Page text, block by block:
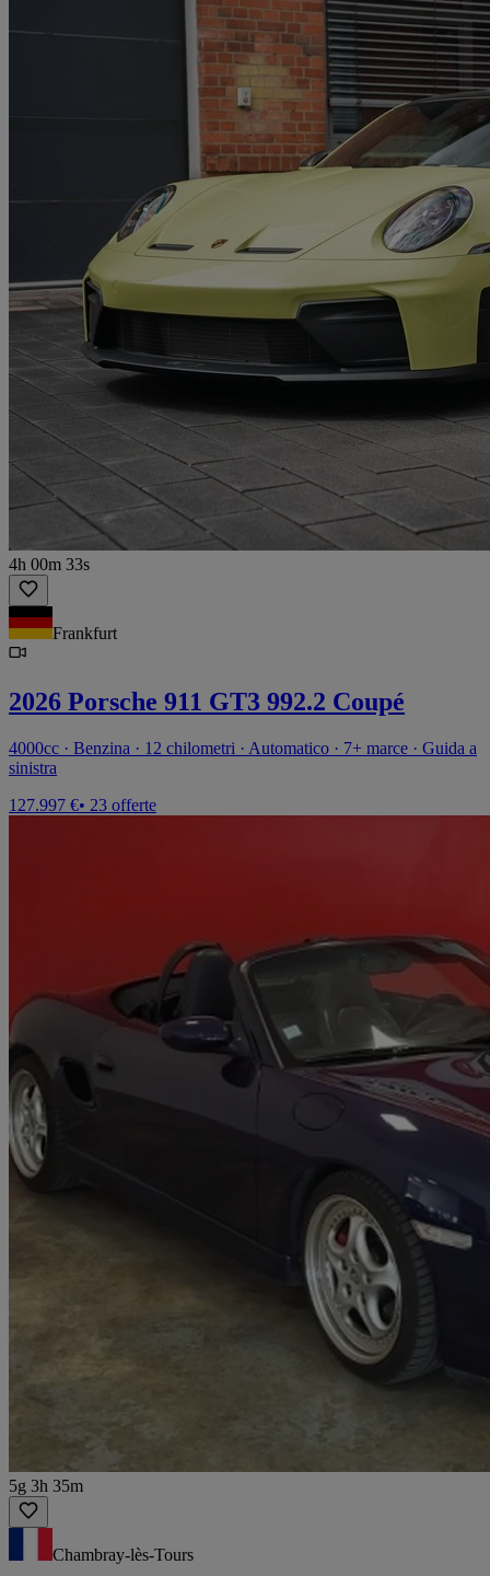
4h 00m 33s
Frankfurt
2026 Porsche 911 GT3 992.2 Coupé
4000cc · Benzina · 12 chilometri · Automatico · 7+ marce · Guida a
sinistra
127.997 €• 23 offerte
5g 3h 35m
Chambray-lès-Tours